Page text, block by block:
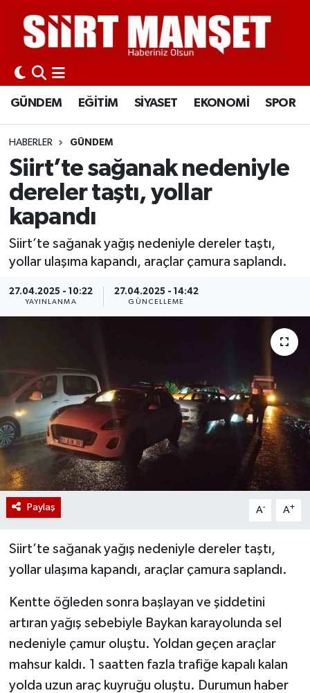
GÜNDEM EĞİTİM SİYASET EKONOMİ SPOR
HABERLER GÜNDEM
Siirt’te sağanak nedeniyle
dereler taştı, yollar
kapandı
Siirt’te sağanak yağış nedeniyle dereler taştı,
yollar ulaşıma kapandı, araçlar çamura saplandı.
27.04.2025 - 10:22
YAYINLANMA
27.04.2025 - 14:42
GÜNCELLEME
Paylaş A- A+
Siirt’te sağanak yağış nedeniyle dereler taştı,
yollar ulaşıma kapandı, araçlar çamura saplandı.
Kentte öğleden sonra başlayan ve şiddetini
artıran yağış sebebiyle Baykan karayolunda sel
nedeniyle çamur oluştu. Yoldan geçen araçlar
mahsur kaldı. 1 saatten fazla trafiğe kapalı kalan
yolda uzun araç kuyruğu oluştu. Durumun haber
GÜNDEM
EĞİTİM
SİYASET
EKONOMİ
SPOR
İLÇELER
KÜLTÜR-SANAT
SAĞLIK-YAŞAM
Siirt Nöbetçi Eczaneler
Siirt Hava Durumu
Siirt Namaz Vakitleri
Siirt Trafik Yoğunluk Haritası
Süper Lig Puan Durumu ve Fikstür
Tüm Manşetler
Son Dakika Haberleri
Haber Arşivi